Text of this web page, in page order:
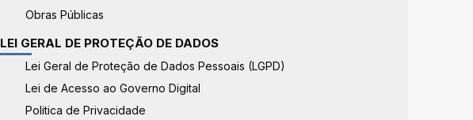
Obras Públicas
LEI GERAL DE PROTEÇÃO DE DADOS
Lei Geral de Proteção de Dados Pessoais (LGPD)
Lei de Acesso ao Governo Digital
Politica de Privacidade